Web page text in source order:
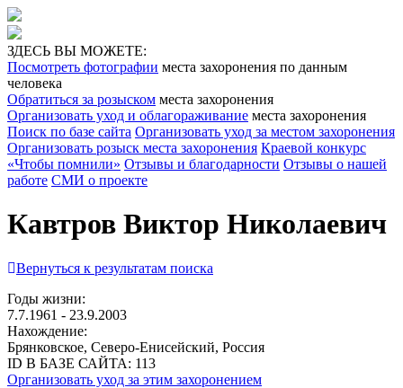
ЗДЕСЬ ВЫ МОЖЕТЕ:
Посмотреть фотографии места захоронения по данным
человека
Обратиться за розыском места захоронения
Организовать уход и облагораживание места захоронения
Поиск по базе сайта Организовать уход за местом захоронения
Организовать розыск места захоронения Краевой конкурс
«Чтобы помнили» Отзывы и благодарности Отзывы о нашей
работе СМИ о проекте
Кавтров Виктор Николаевич
Вернуться к результатам поиска
Годы жизни:
7.7.1961 - 23.9.2003
Нахождение:
Брянковское, Северо-Енисейский, Россия
ID В БАЗЕ САЙТА: 113
Организовать уход за этим захоронением